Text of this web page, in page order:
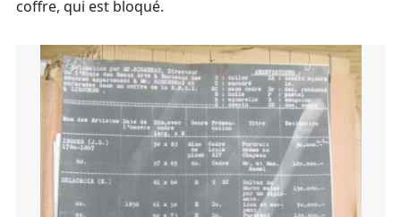
coffre, qui est bloqué.